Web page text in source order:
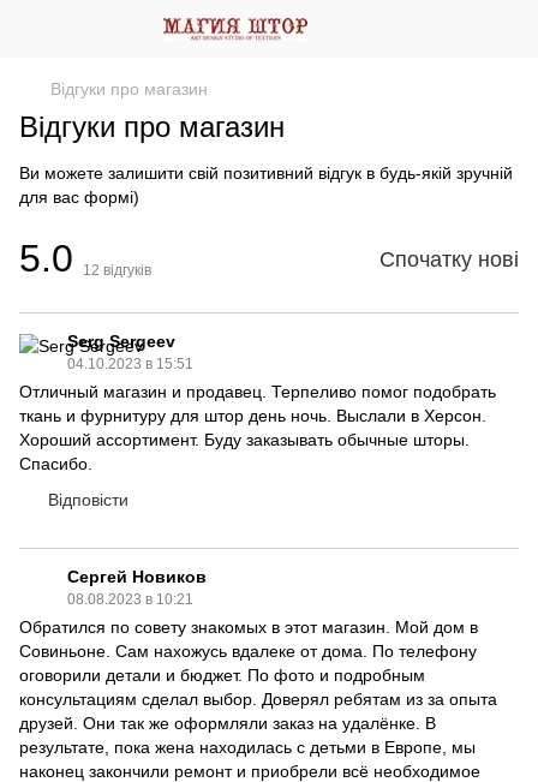
Відгуки про магазин
Відгуки про магазин
Ви можете залишити свій позитивний відгук в будь-якій зручній
для вас формі)
5.0 12 відгуків Спочатку нові
Serg Sergeev
04.10.2023 в 15:51
Отличный магазин и продавец. Терпеливо помог подобрать
ткань и фурнитуру для штор день ночь. Выслали в Херсон.
Хороший ассортимент. Буду заказывать обычные шторы.
Спасибо.
Відповісти
Сергей Новиков
08.08.2023 в 10:21
Обратился по совету знакомых в этот магазин. Мой дом в
Совиньоне. Сам нахожусь вдалеке от дома. По телефону
оговорили детали и бюджет. По фото и подробным
консультациям сделал выбор. Доверял ребятам из за опыта
друзей. Они так же оформляли заказ на удалёнке. В
результате, пока жена находилась с детьми в Европе, мы
наконец закончили ремонт и приобрели всё необходимое